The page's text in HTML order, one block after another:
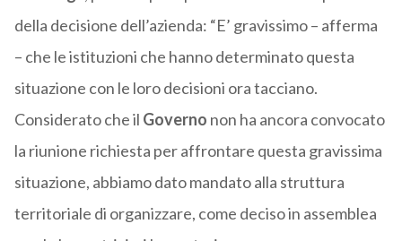
della decisione dell’azienda: “E’ gravissimo – afferma
– che le istituzioni che hanno determinato questa
situazione con le loro decisioni ora tacciano.
Considerato che il Governo non ha ancora convocato
la riunione richiesta per affrontare questa gravissima
situazione, abbiamo dato mandato alla struttura
territoriale di organizzare, come deciso in assemblea